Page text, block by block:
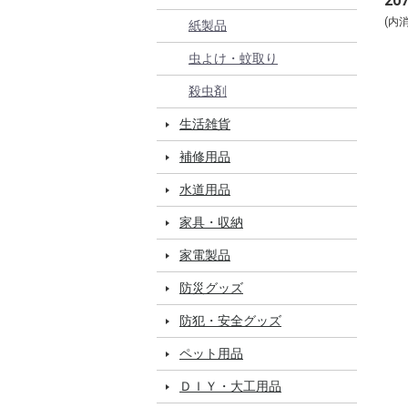
紙製品
虫よけ・蚊取り
殺虫剤
生活雑貨
補修用品
水道用品
家具・収納
家電製品
防災グッズ
防犯・安全グッズ
ペット用品
ＤＩＹ・大工用品
(内